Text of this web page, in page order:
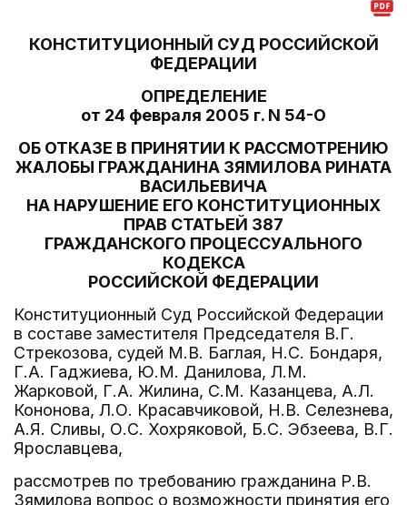
КОНСТИТУЦИОННЫЙ СУД РОССИЙСКОЙ
ФЕДЕРАЦИИ
ОПРЕДЕЛЕНИЕ
от 24 февраля 2005 г. N 54-О
ОБ ОТКАЗЕ В ПРИНЯТИИ К РАССМОТРЕНИЮ
ЖАЛОБЫ ГРАЖДАНИНА ЗЯМИЛОВА РИНАТА
ВАСИЛЬЕВИЧА
НА НАРУШЕНИЕ ЕГО КОНСТИТУЦИОННЫХ
ПРАВ СТАТЬЕЙ 387
ГРАЖДАНСКОГО ПРОЦЕССУАЛЬНОГО
КОДЕКСА
РОССИЙСКОЙ ФЕДЕРАЦИИ
Конституционный Суд Российской Федерации
в составе заместителя Председателя В.Г.
Стрекозова, судей М.В. Баглая, Н.С. Бондаря,
Г.А. Гаджиева, Ю.М. Данилова, Л.М.
Жарковой, Г.А. Жилина, С.М. Казанцева, А.Л.
Кононова, Л.О. Красавчиковой, Н.В. Селезнева,
А.Я. Сливы, О.С. Хохряковой, Б.С. Эбзеева, В.Г.
Ярославцева,
рассмотрев по требованию гражданина Р.В.
Зямилова вопрос о возможности принятия его